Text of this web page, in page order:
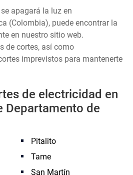
apagará la luz en
(Colombia), puede encontrar la
en nuestro sitio web.
de cortes, así como
imprevistos para mantenerte
de electricidad en
Departamento de
Pitalito
Tame
San Martín